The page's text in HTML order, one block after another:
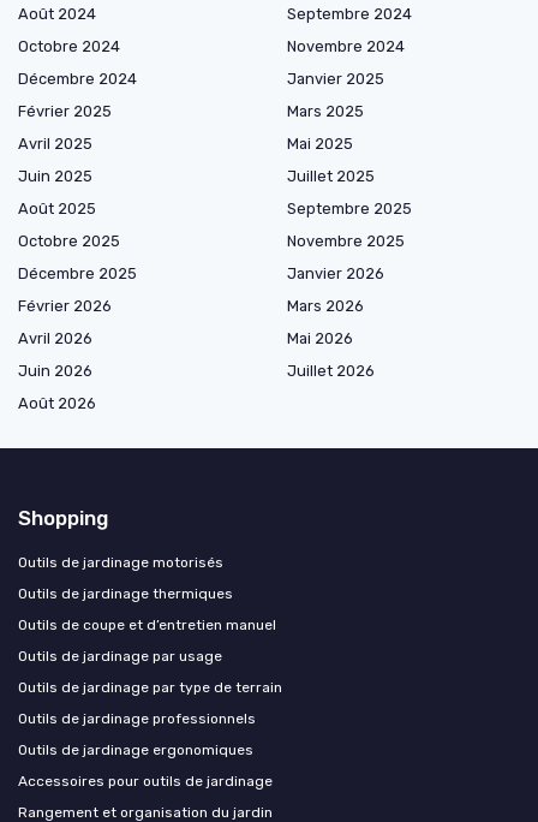
Août 2024
Septembre 2024
Octobre 2024
Novembre 2024
Décembre 2024
Janvier 2025
Février 2025
Mars 2025
Avril 2025
Mai 2025
Juin 2025
Juillet 2025
Août 2025
Septembre 2025
Octobre 2025
Novembre 2025
Décembre 2025
Janvier 2026
Février 2026
Mars 2026
Avril 2026
Mai 2026
Juin 2026
Juillet 2026
Août 2026
Shopping
Outils de jardinage motorisés
Outils de jardinage thermiques
Outils de coupe et d’entretien manuel
Outils de jardinage par usage
Outils de jardinage par type de terrain
Outils de jardinage professionnels
Outils de jardinage ergonomiques
Accessoires pour outils de jardinage
Rangement et organisation du jardin